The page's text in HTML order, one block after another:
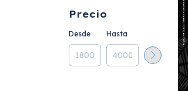
Precio
Desde Hasta